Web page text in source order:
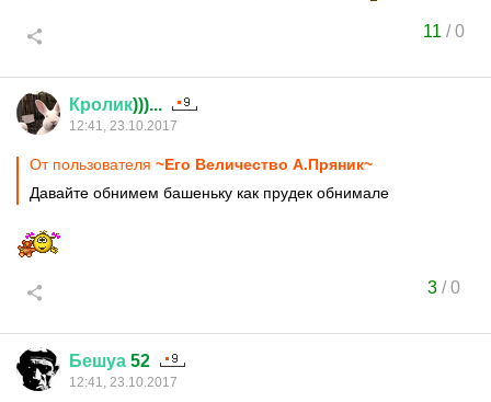
11 /0
Кролик)))...
12:41, 23.10.2017
От пользователя ~Его Величество А.Пряник~
Давайте обнимем башеньку как прудек обнимале
3/0
Бешуа 52
12:41, 23.10.2017